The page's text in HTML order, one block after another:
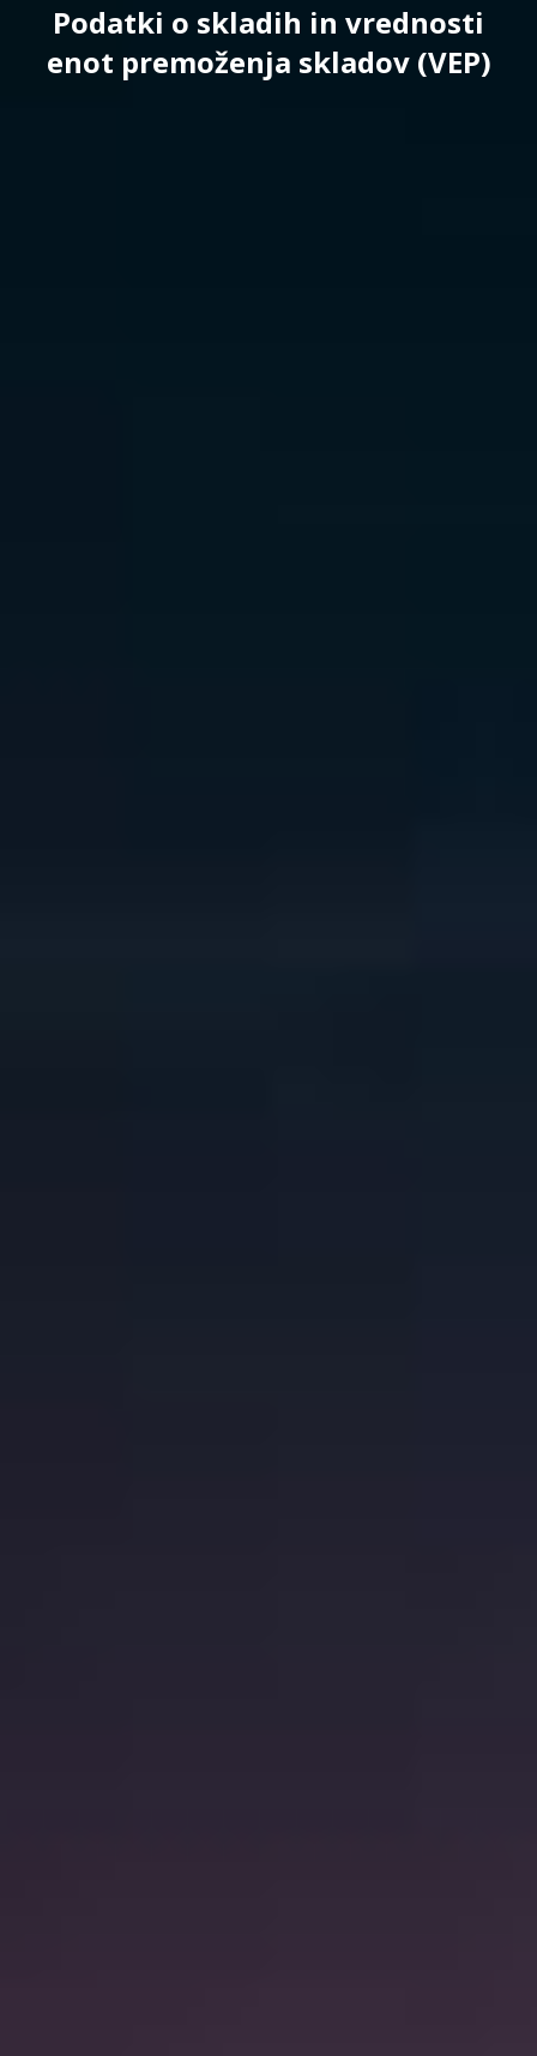
Podatki o skladih in vrednosti
enot premoženja skladov (VEP)